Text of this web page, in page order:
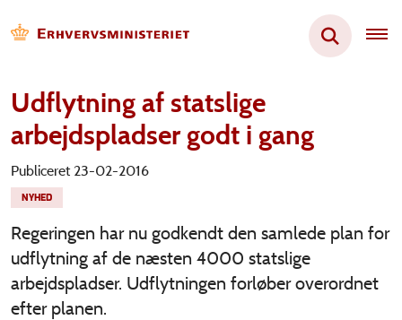
Udflytning af statslige
arbejdspladser godt i gang
Publiceret 23-02-2016
NYHED
Regeringen har nu godkendt den samlede plan for
udflytning af de næsten 4000 statslige
arbejdspladser. Udflytningen forløber overordnet
efter planen.